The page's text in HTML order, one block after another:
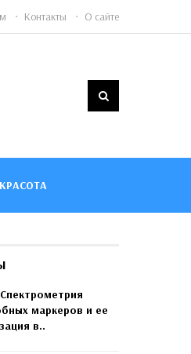
Контакты О сайте
КРАСОТА
маркеров и ее
в..